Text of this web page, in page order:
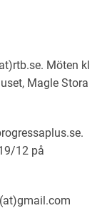
Möten kl
Magle Stora
12 på